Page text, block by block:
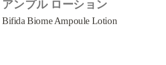
アンプル ローション
Bifida Biome Ampoule Lotion